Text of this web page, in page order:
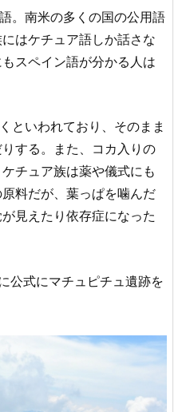
。南米の多くの国の公用語
はケチュア語しか話さな
スペイン語が分かる人は
といわれており、そのまま
する。また、コカ入りの
チュア族は薬や儀式にも
料だが、葉っぱを噛んだ
見えたり依存症になった
公式にマチュピチュ遺跡を